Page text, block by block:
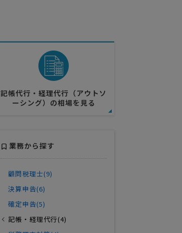
記帳代行・経理代行（アウトソ
ーシング）の相場を見る
業務から探す
顧問税理士(9)
決算申告(6)
確定申告(5)
記帳・経理代行(4)